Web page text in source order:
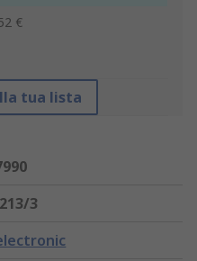
€
tua lista
3